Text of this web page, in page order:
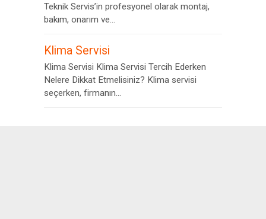
Teknik Servis’in profesyonel olarak montaj,
bakım, onarım ve...
Klima Servisi
Klima Servisi Klima Servisi Tercih Ederken
Nelere Dikkat Etmelisiniz? Klima servisi
seçerken, firmanın...